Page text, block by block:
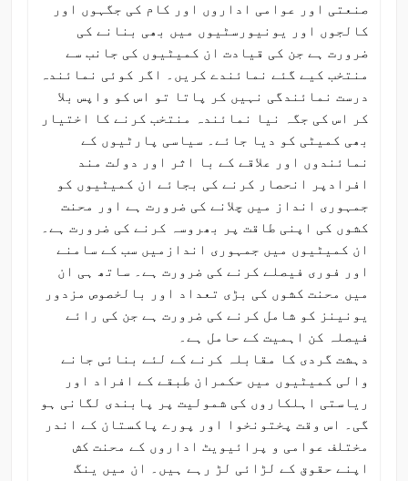
صنعتی اور عوامی اداروں اور کام کی جگہوں اور
کالجوں اور یونیورسٹیوں میں بھی بنانے کی
ضرورت ہے جن کی قیادت ان کمیٹیوں کی جانب سے
منتخب کیے گئے نمائندے کریں۔ اگر کوئی نمائندہ
درست نمائندگی نہیں کر پاتا تو اس کو واپس بلا
کر اس کی جگہ نیا نمائندہ منتخب کرنے کا اختیار
بھی کمیٹی کو دیا جائے۔ سیاسی پارٹیوں کے
نمائندوں اور علاقے کے با اثر اور دولت مند
افرادپر انحصار کرنے کی بجائے ان کمیٹیوں کو
جمہوری انداز میں چلانے کی ضرورت ہے اور محنت
کشوں کی اپنی طاقت پر بھروسہ کرنے کی ضرورت ہے۔
ان کمیٹیوں میں جمہوری اندازمیں سب کے سامنے
اور فوری فیصلے کرنے کی ضرورت ہے۔ ساتھ ہی ان
میں محنت کشوں کی بڑی تعداد اور بالخصوص مزدور
یونینز کو شامل کرنے کی ضرورت ہے جن کی رائے
فیصلہ کن اہمیت کے حامل ہے۔
دہشت گردی کا مقابلہ کرنے کے لئے بنائی جانے
والی کمیٹیوں میں حکمران طبقے کے افراد اور
ریاستی اہلکاروں کی شمولیت پر پابندی لگانی ہو
گی۔ اس وقت پختونخوا اور پورے پاکستان کے اندر
مختلف عوامی و پرائیویٹ اداروں کے محنت کش
اپنے حقوق کے لڑائی لڑ رہے ہیں۔ ان میں ینگ